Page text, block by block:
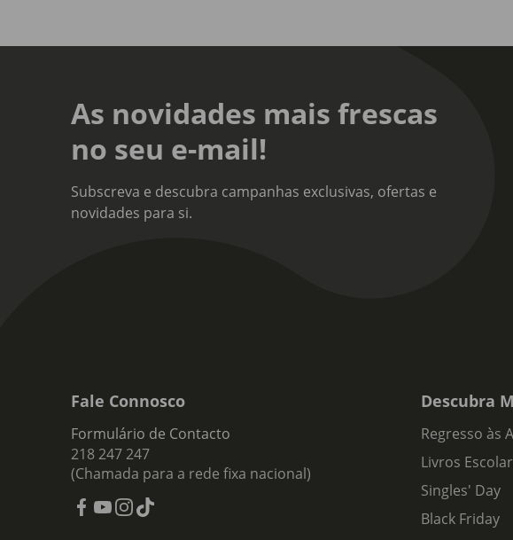
As novidades mais frescas
no seu e-mail!
Subscreva e descubra campanhas exclusivas, ofertas e
novidades para si.
Fale Connosco
Formulário de Contacto
218 247 247
(Chamada para a rede fixa nacional)
Descubra
Regresso às
Livros
Singles' Day
Black Friday